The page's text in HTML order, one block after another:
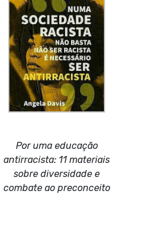
Por uma educação
antirracista: 11 materiais
sobre diversidade e
combate ao preconceito